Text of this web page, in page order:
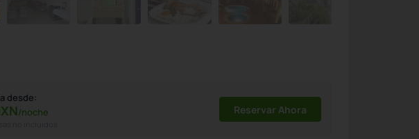
desde:
/noche Reservar Ahora